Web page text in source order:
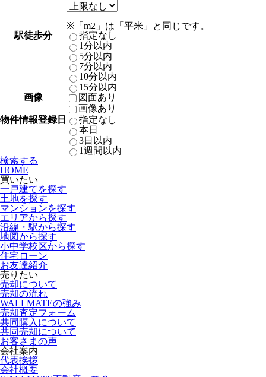
※「m2」は「平米」と同じです。
駅徒歩分
指定なし
1分以内
5分以内
7分以内
10分以内
15分以内
画像
図面あり
画像あり
物件情報登録日
指定なし
本日
3日以内
1週間以内
検索する
HOME
買いたい
一戸建てを探す
土地を探す
マンションを探す
エリアから探す
沿線・駅から探す
地図から探す
小中学校区から探す
住宅ローン
お友達紹介
売りたい
売却について
売却の流れ
WALLMATEの強み
売却査定フォーム
共同購入について
共同売却について
お客さまの声
会社案内
代表挨拶
会社概要